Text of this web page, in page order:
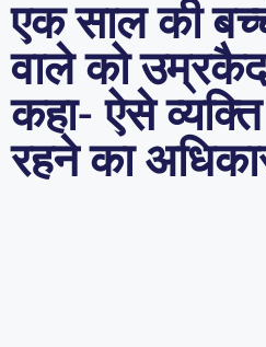
एक साल की
वाले को
कहा- ऐसे
रहने का